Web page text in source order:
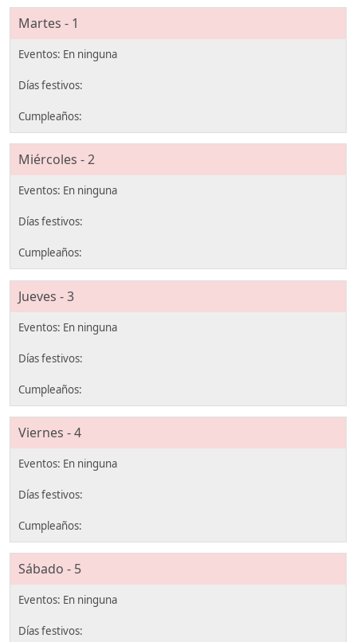
Martes - 1
Miércoles - 2
Jueves - 3
Viernes - 4
Sábado - 5